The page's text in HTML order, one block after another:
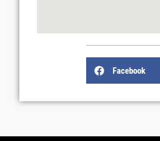
Facebook